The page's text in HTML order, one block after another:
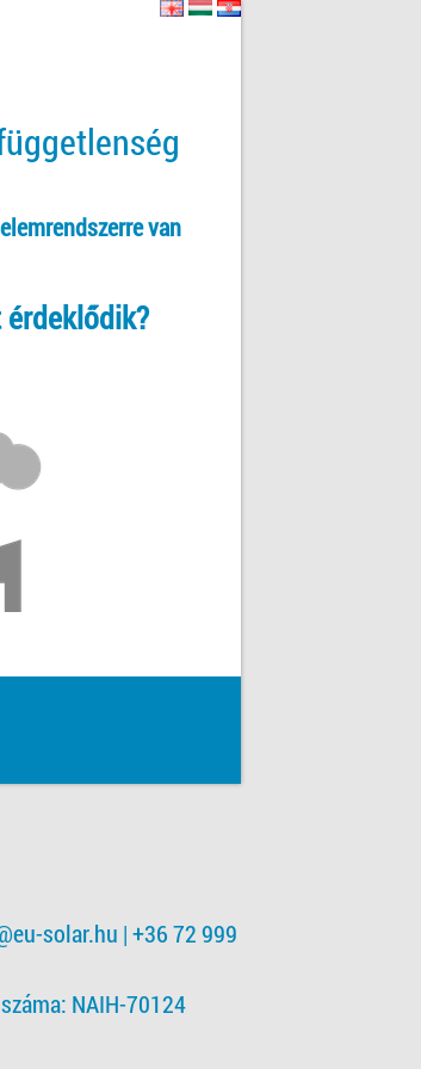
van
solar.hu | +36 72 999
NAIH-70124